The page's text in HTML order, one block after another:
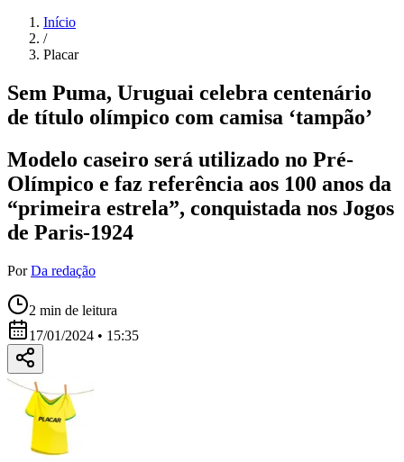
Início
/
Placar
Sem Puma, Uruguai celebra centenário
de título olímpico com camisa ‘tampão’
Modelo caseiro será utilizado no Pré-
Olímpico e faz referência aos 100 anos da
“primeira estrela”, conquistada nos Jogos
de Paris-1924
Por Da redação
2 min de leitura
17/01/2024 • 15:35